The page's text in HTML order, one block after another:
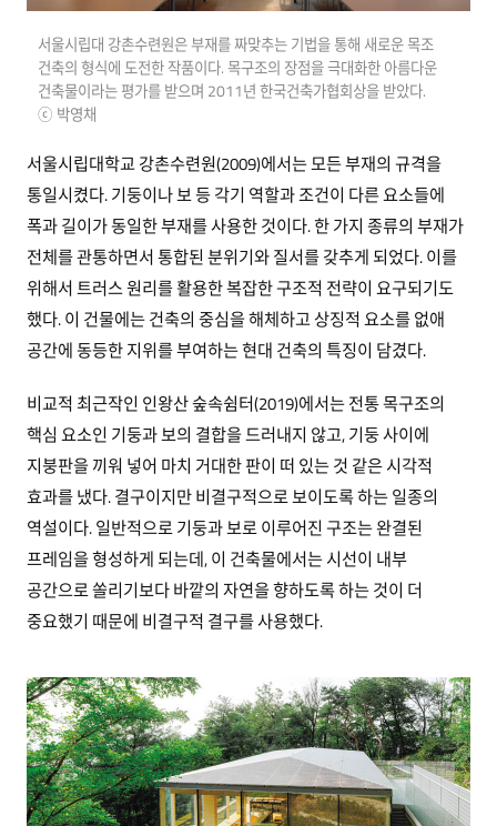
서울시립대 강촌수련원은 부재를 짜맞추는 기법을 통해 새로운 목조
건축의 형식에 도전한 작품이다. 목구조의 장점을 극대화한 아름다운
건축물이라는 평가를 받으며 2011년 한국건축가협회상을 받았다.
ⓒ 박영채
서울시립대학교 강촌수련원(2009)에서는 모든 부재의 규격을
통일시켰다. 기둥이나 보 등 각기 역할과 조건이 다른 요소들에
폭과 길이가 동일한 부재를 사용한 것이다. 한 가지 종류의 부재가
전체를 관통하면서 통합된 분위기와 질서를 갖추게 되었다. 이를
위해서 트러스 원리를 활용한 복잡한 구조적 전략이 요구되기도
했다. 이 건물에는 건축의 중심을 해체하고 상징적 요소를 없애
공간에 동등한 지위를 부여하는 현대 건축의 특징이 담겼다.
비교적 최근작인 인왕산 숲속쉼터(2019)에서는 전통 목구조의
핵심 요소인 기둥과 보의 결합을 드러내지 않고, 기둥 사이에
지붕판을 끼워 넣어 마치 거대한 판이 떠 있는 것 같은 시각적
효과를 냈다. 결구이지만 비결구적으로 보이도록 하는 일종의
역설이다. 일반적으로 기둥과 보로 이루어진 구조는 완결된
프레임을 형성하게 되는데, 이 건축물에서는 시선이 내부
공간으로 쏠리기보다 바깥의 자연을 향하도록 하는 것이 더
중요했기 때문에 비결구적 결구를 사용했다.